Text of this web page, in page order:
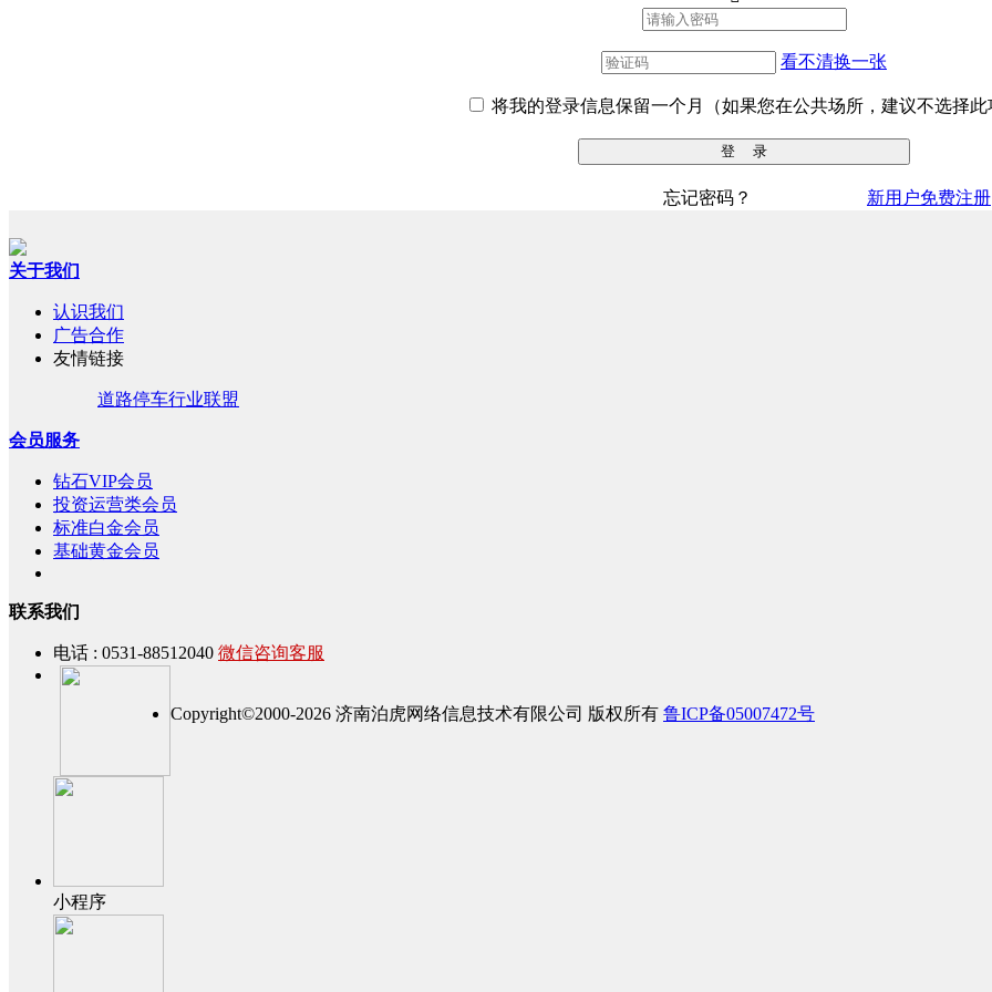
看不清换一张
将我的登录信息保留一个月（如果您在公共场所，建议不选择此
忘记密码？ 新用户免费注册
关于我们
认识我们
广告合作
友情链接
道路停车行业联盟
会员服务
钻石VIP会员
投资运营类会员
标准白金会员
基础黄金会员
联系我们
电话 : 0531-88512040 微信咨询客服
Copyright©2000-2026 济南泊虎网络信息技术有限公司 版权所有 鲁ICP备05007472号
小程序